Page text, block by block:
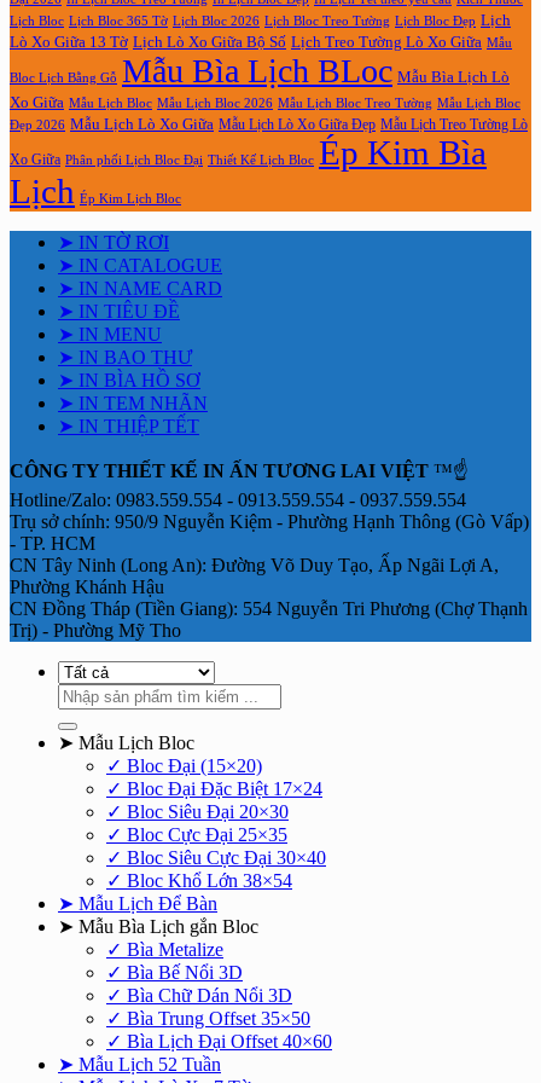
Lịch Bloc Lịch Bloc 365 Tờ Lịch Bloc 2026 Lịch Bloc Treo Tường Lịch Bloc Đẹp Lịch
Lò Xo Giữa 13 Tờ Lịch Lò Xo Giữa Bộ Số Lịch Treo Tường Lò Xo Giữa Mẫu
Bloc Lịch Bằng Gỗ Mẫu Bìa Lịch BLoc Mẫu Bìa Lịch Lò
Xo Giữa Mẫu Lịch Bloc Mẫu Lịch Bloc 2026 Mẫu Lịch Bloc Treo Tường Mẫu Lịch Bloc
Đẹp 2026 Mẫu Lịch Lò Xo Giữa Mẫu Lịch Lò Xo Giữa Đẹp Mẫu Lịch Treo Tường Lò
Xo Giữa Phân phối Lịch Bloc Đại Thiết Kế Lịch Bloc Ép Kim Bìa
Lịch Ép Kim Lịch Bloc
➤ IN TỜ RƠI
➤ IN CATALOGUE
➤ IN NAME CARD
➤ IN TIÊU ĐỀ
➤ IN MENU
➤ IN BAO THƯ
➤ IN BÌA HỒ SƠ
➤ IN TEM NHÃN
➤ IN THIỆP TẾT
CÔNG TY THIẾT KẾ IN ẤN TƯƠNG LAI VIỆT ™☝️
Hotline/Zalo: 0983.559.554 - 0913.559.554 - 0937.559.554
Trụ sở chính: 950/9 Nguyễn Kiệm - Phường Hạnh Thông (Gò Vấp)
- TP. HCM
CN Tây Ninh (Long An): Đường Võ Duy Tạo, Ấp Ngãi Lợi A,
Phường Khánh Hậu
CN Đồng Tháp (Tiền Giang): 554 Nguyễn Tri Phương (Chợ Thạnh
Trị) - Phường Mỹ Tho
Tìm
kiếm:
➤ Mẫu Lịch Bloc
✓ Bloc Đại (15×20)
✓ Bloc Đại Đặc Biệt 17×24
✓ Bloc Siêu Đại 20×30
✓ Bloc Cực Đại 25×35
✓ Bloc Siêu Cực Đại 30×40
✓ Bloc Khổ Lớn 38×54
➤ Mẫu Lịch Để Bàn
➤ Mẫu Bìa Lịch gắn Bloc
✓ Bìa Metalize
✓ Bìa Bế Nổi 3D
✓ Bìa Chữ Dán Nổi 3D
✓ Bìa Trung Offset 35×50
✓ Bìa Lịch Đại Offset 40×60
➤ Mẫu Lịch 52 Tuần